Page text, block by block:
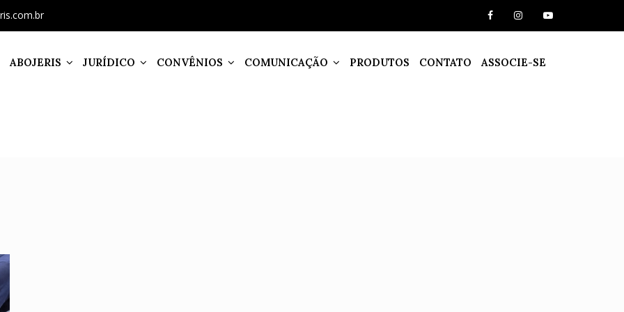
ABOJERIS JURÍDICO CONVÊNIOS COMUNICAÇÃO PRODUTOS CONTATO ASSOCIE-SE